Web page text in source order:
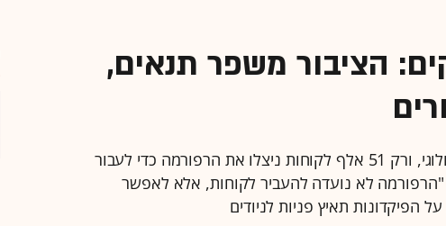
הציבור משפר תנאים,
גם האפשרות "לעבור בקליק" לא הסירה את החסם הפסיכולוגי, ורק 51 אלף לקוחות ניצלו את הרפורמה כדי לעבור
לא נועדה להעביר לקוחות, אלא לאפשר
הפיקדונות תאיץ פניות לניודים